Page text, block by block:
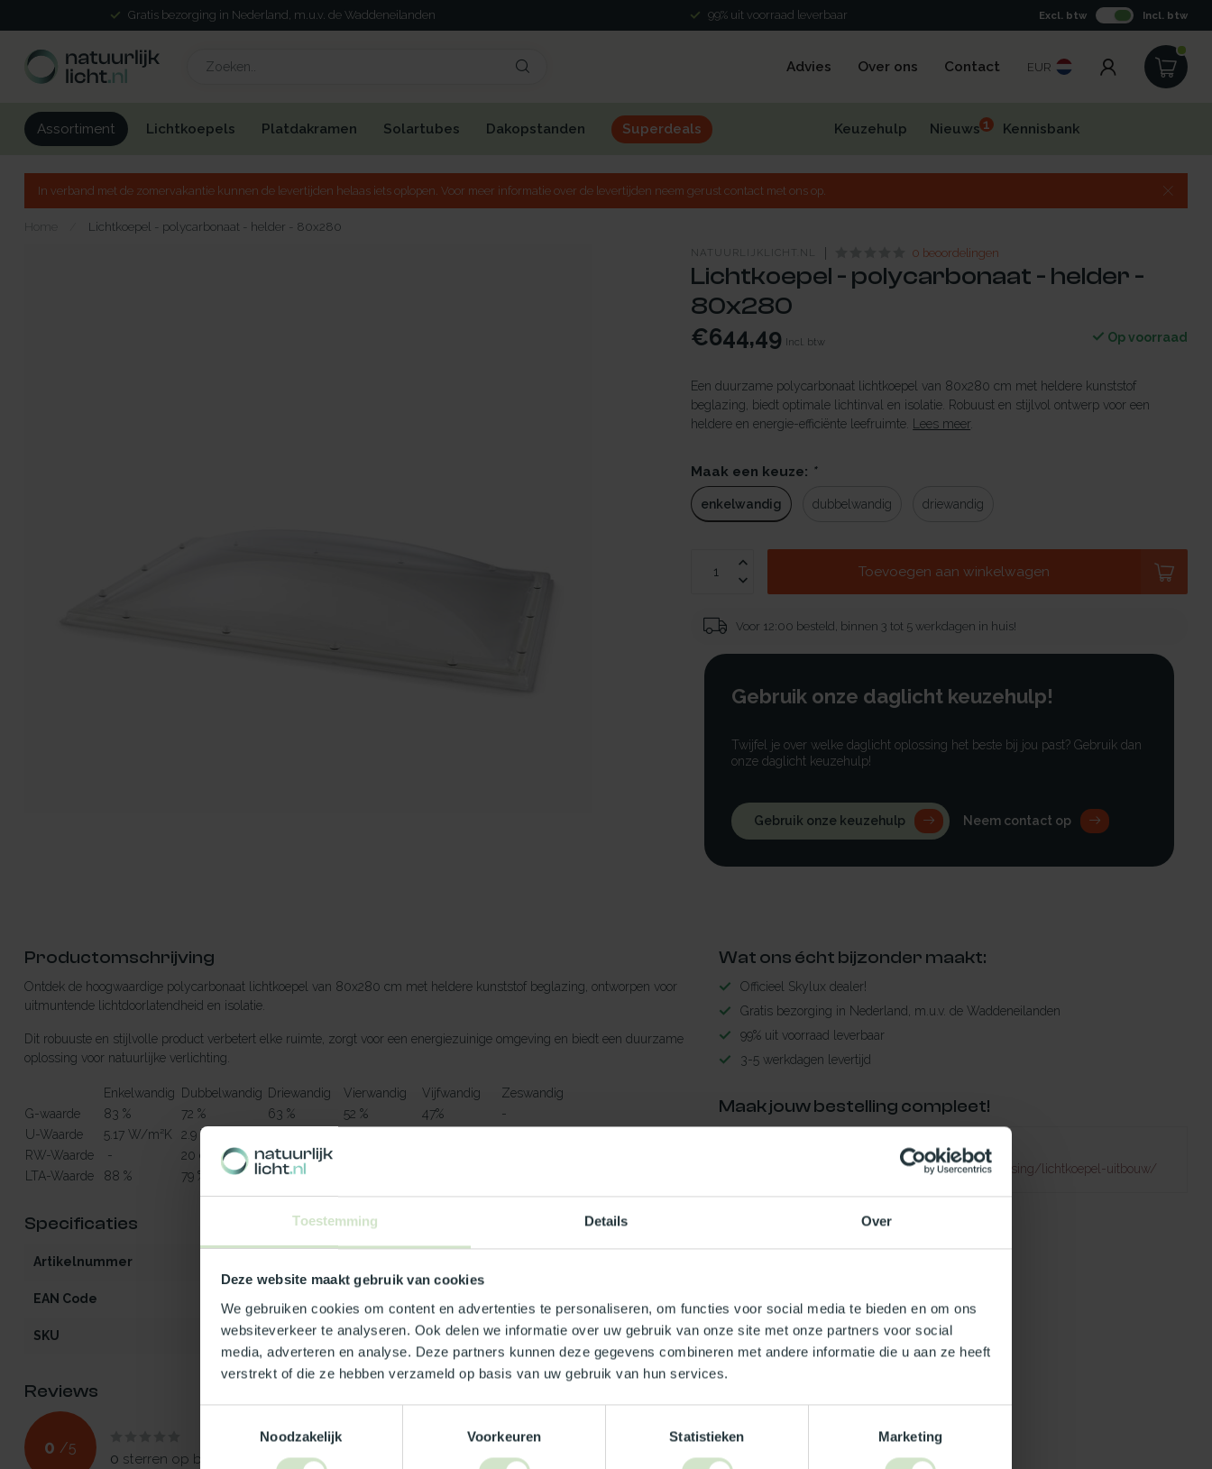
Toestemming Details Over
Deze website maakt gebruik van cookies
We gebruiken cookies om content en advertenties te personaliseren, om functies voor social media te bieden en om ons
websiteverkeer te analyseren. Ook delen we informatie over uw gebruik van onze site met onze partners voor social
media, adverteren en analyse. Deze partners kunnen deze gegevens combineren met andere informatie die u aan ze heeft
verstrekt of die ze hebben verzameld op basis van uw gebruik van hun services.
Noodzakelijk
Voorkeuren Statistieken Marketing
Gratis bezorging in Nederland, m.u.v. de Waddeneilanden 99% uit voorraad leverbaar Excl. btw Incl. btw
Advies Over ons Contact EUR
Assortiment Lichtkoepels Platdakramen Solartubes Dakopstanden Superdeals Keuzehulp Nieuws1 Kennisbank
In verband met de zomervakantie kunnen de levertijden helaas iets oplopen. Voor meer informatie over de levertijden neem gerust contact met ons op.
Home Lichtkoepel - polycarbonaat - helder - 80x280
NATUURLIJKLICHT.NL 0 beoordelingen
Lichtkoepel - polycarbonaat - helder -
80x280
€644,49 Incl. btw Op voorraad
Een duurzame polycarbonaat lichtkoepel van 80x280 cm met heldere kunststof
beglazing, biedt optimale lichtinval en isolatie. Robuust en stijlvol ontwerp voor een
heldere en energie-efficiënte leefruimte.
Lees meer.
Maak een keuze: *
enkelwandig dubbelwandig driewandig
Toevoegen aan winkelwagen
Voor 12:00 besteld, binnen 3 tot 5 werkdagen in huis!
Gebruik onze daglicht keuzehulp!
Twijfel je over welke daglicht oplossing het beste bij jou past? Gebruik dan
onze daglicht keuzehulp!
Gebruik onze keuzehulp Neem contact op
Productomschrijving
Ontdek de hoogwaardige polycarbonaat lichtkoepel van 80x280 cm met heldere kunststof beglazing, ontworpen voor
uitmuntende lichtdoorlatendheid en isolatie.
Dit robuuste en stijlvolle product verbetert elke ruimte, zorgt voor een energiezuinige omgeving en biedt een duurzame
oplossing voor natuurlijke verlichting.
Enkelwandig Dubbelwandig Driewandig Vierwandig Vijfwandig
Zeswandig
G-waarde
83 % 72 % 63 % 52 % 47%
-
U-Waarde
5.17 W/m²K 2.9 W/m²K
RW-Waarde
- 20 dB 22 dB
LTA-Waarde
88 % 79 % 71 %
Specificaties
Artikelnummer
EAN Code
SKU 5550
Reviews
0 /5
0 sterren op basis van beoordelingen
Wat ons écht bijzonder maakt:
Officieel Skylux dealer!
Gratis bezorging in Nederland, m.u.v. de Waddeneilanden
99% uit voorraad leverbaar
3-5 werkdagen levertijd
Maak jouw bestelling compleet!
https://www.natuurlijklicht.nl/lichtkoepels/toepassing/lichtkoepel-uitbouw/